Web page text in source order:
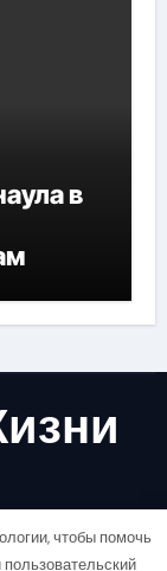
в
чтобы помочь